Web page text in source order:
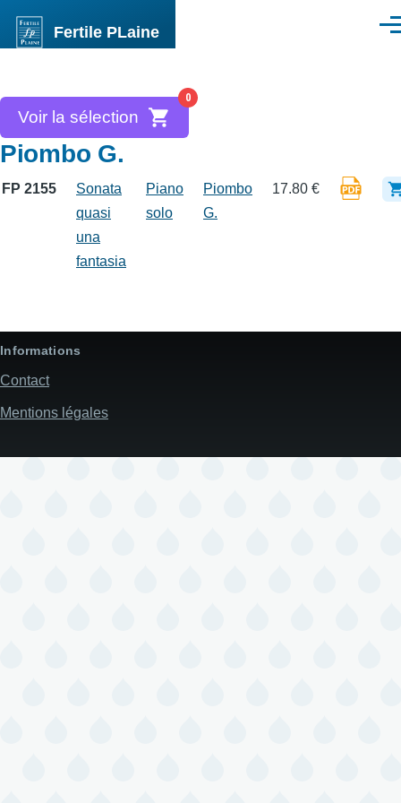
Fertile PLaine
0
Voir la sélection
Piombo G.
FP 2155
Sonata
quasi
una
fantasia
Piano
solo
Piombo
G.
17.80 €
Informations
Contact
Mentions légales